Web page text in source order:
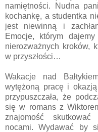
namiętności. Nudna
kochankę, a studentka
jest niewinną i
Emocje, którym
nierozważnych kroków,
w przyszłości…
Wakacje nad
wytężoną pracę i
przypuszczała, że
się w romans z
znajomość
nocami. Wydawać by